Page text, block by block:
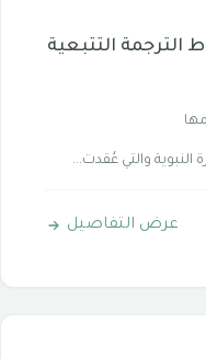
التتبعية
والتي عُقدت...
عرض التفاصيل